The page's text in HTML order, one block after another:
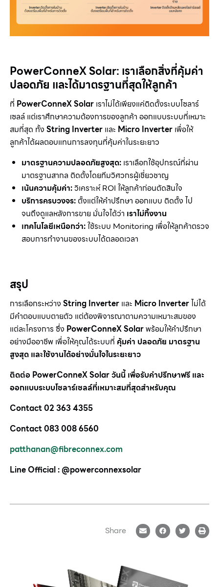
PowerConneX Solar: เราเลือกสิ่งที่คุ้มค่า
ปลอดภัย และได้มาตรฐานที่สุดให้ลูกค้า
ที่ PowerConneX Solar เราไม่ได้เพียงแค่ติดตั้งระบบโซลาร์
เซลล์ แต่เราศึกษาความต้องการของลูกค้า ออกแบบระบบที่เหมาะ
สมที่สุด ทั้ง String Inverter และ Micro Inverter เพื่อให้
ลูกค้าได้ผลตอบแทนการลงทุนที่คุ้มค่าในระยะยาว
มาตรฐานความปลอดภัยสูงสุด: เราเลือกใช้อุปกรณ์ที่ผ่าน
มาตรฐานสากล ติดตั้งโดยทีมวิศวกรผู้เชี่ยวชาญ
เน้นความคุ้มค่า:วิเคราะห์ ROI ให้ลูกค้าก่อนตัดสินใจ
บริการครบวงจร: ตั้งแต่ให้คำปรึกษา ออกแบบ ติดตั้ง ไป
จนถึงดูแลหลังการขาย มั่นใจได้ว่า เราไม่ทิ้งงาน
เทคโนโลยีเหนือกว่า:ใช้ระบบ Monitoring เพื่อให้ลูกค้าตรวจ
สอบการทำงานของระบบได้ตลอดเวลา
สรุป
การเลือกระหว่าง String Inverter และ Micro Inverterไม่ได้
มีคำตอบแบบตายตัว แต่ต้องพิจารณาตามความเหมาะสมของ
แต่ละโครงการ ซึ่ง PowerConneX Solarพร้อมให้คำปรึกษา
อย่างมืออาชีพ เพื่อให้คุณได้ระบบที่ คุ้มค่า ปลอดภัย มาตรฐาน
สูงสุด และใช้งานได้อย่างมั่นใจในระยะยาว
ติดต่อ PowerConneX Solarวันนี้ เพื่อรับคำปรึกษาฟรี และ
ออกแบบระบบโซลาร์เซลล์ที่เหมาะสมที่สุดสำหรับคุณ
Contact 02 363 4355
Contact 083 008 6560
patthanan@fibreconnex.com
Line Official : @powerconnexsolar
Share